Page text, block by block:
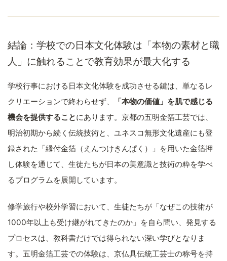
結論：学校での日本文化体験は「本物の素材と職
人」に触れることで教育効果が最大化する
学校行事における日本文化体験を成功させる鍵は、単なるレ
クリエーションで終わらせず、
「本物の価値」を肌で感じる
機会を提供することにあります。京都の五明金箔工芸では、
明治初期から続く伝統技術と、ユネスコ無形文化遺産にも登
録された「縁付金箔（えんつけきんぱく）」を用いた金箔押
し体験を通じて、生徒たちが日本の美意識と技術の粋を学べ
るプログラムを展開しています。
修学旅行や校外学習において、生徒たちが「なぜこの技術が
1000年以上も受け継がれてきたのか」を自ら問い、発見する
プロセスは、教科書だけでは得られない深い学びとなりま
す。五明金箔工芸での体験は、京仏具伝統工芸士の称号を持